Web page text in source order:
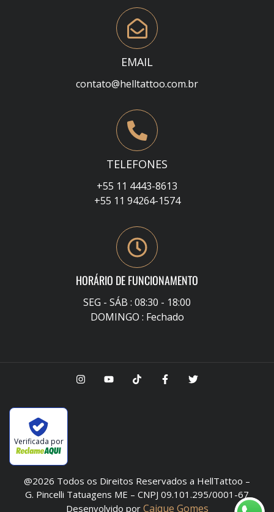
EMAIL
contato@helltattoo.com.br
TELEFONES
+55 11 4443-8613
+55 11 94264-1574
HORÁRIO DE FUNCIONAMENTO
SEG - SÁB : 08:30 - 18:00
DOMINGO : Fechado
Verificada por
@2026 Todos os Direitos Reservados a HellTattoo –
G. Pincelli Tatuagens ME – CNPJ 09.101.295/0001-67
Desenvolvido por Caique Gomes